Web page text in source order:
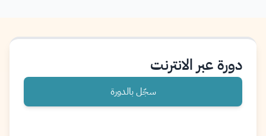
دورة عبر الانترنت
سجّل بالدورة